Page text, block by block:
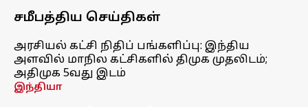
சமீபத்திய செய்திகள்
அரசியல் கட்சி நிதிப் பங்களிப்பு: இந்திய
அளவில் மாநில கட்சிகளில் திமுக முதலிடம்;
அதிமுக 5வது இடம்
இந்தியா